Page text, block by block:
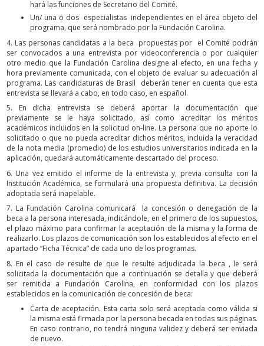
hará las funciones de Secretario del Comité.
Un/ una o dos especialistas independientes en el área objeto del
programa, que será nombrado por la Fundación Carolina.
4. Las personas candidatas a la beca propuestas por el Comité podrán
ser convocados a una entrevista por videoconferencia o por cualquier
otro medio que la Fundación Carolina designe al efecto, en una fecha y
hora previamente comunicada, con el objeto de evaluar su adecuación al
programa. Las candidaturas de Brasil deberán tener en cuenta que esta
entrevista se llevará a cabo, en todo caso, en español.
5. En dicha entrevista se deberá aportar la documentación que
previamente se le haya solicitado, así como acreditar los méritos
académicos incluidos en la solicitud on-line. La persona que no aporte lo
solicitado o que no pueda acreditar dichos méritos, incluida la veracidad
de la nota media (promedio) de los estudios universitarios indicada en la
aplicación, quedará automáticamente descartado del proceso.
6. Una vez emitido el informe de la entrevista y, previa consulta con la
Institución Académica, se formulará una propuesta definitiva. La decisión
adoptada será inapelable.
7. La Fundación Carolina comunicará la concesión o denegación de la
beca a la persona interesada, indicándole, en el primero de los supuestos,
el plazo máximo para confirmar la aceptación de la misma y la forma de
realizarlo. Los plazos de comunicación son los establecidos al efecto en el
apartado “Ficha Técnica” de cada uno de los programas.
8. En el caso de resulte de que le resulte adjudicada la beca , le será
solicitada la documentación que a continuación se detalla y que deberá
ser remitida a Fundación Carolina, en conformidad con los plazos
establecidos en la comunicación de concesión de beca:
Carta de aceptación. Esta carta solo será aceptada como válida si
la misma está firmada por la persona becada en todas sus páginas.
En caso contrario, no tendrá ninguna validez y deberá ser enviada
de nuevo.